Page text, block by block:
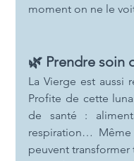
moment on ne le
🌿 Prendre soin
La Vierge est aussi
Profite de cette
de santé :
respiration…
peuvent